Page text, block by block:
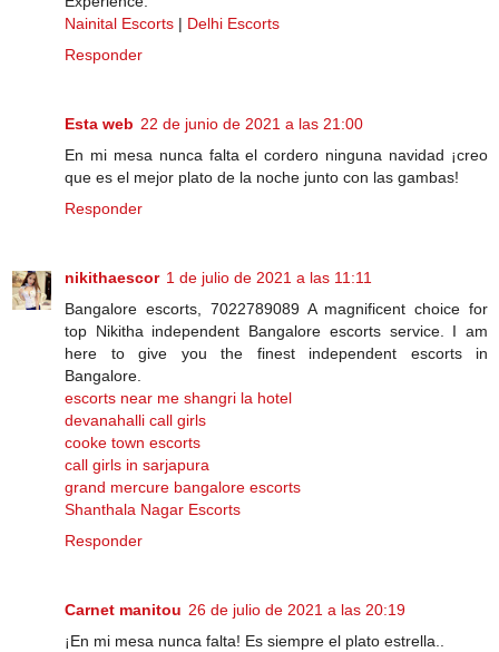
Nainital Escorts | Delhi Escorts
Responder
Esta web 22 de junio de 2021 a las 21:00
En mi mesa nunca falta el cordero ninguna navidad ¡creo
que es el mejor plato de la noche junto con las gambas!
Responder
nikithaescor 1 de julio de 2021 a las 11:11
Bangalore escorts, 7022789089 A magnificent choice for
top Nikitha independent Bangalore escorts service. I am
here to give you the finest independent escorts in
Bangalore.
escorts near me shangri la hotel
devanahalli call girls
cooke town escorts
call girls in sarjapura
grand mercure bangalore escorts
Shanthala Nagar Escorts
Responder
Carnet manitou 26 de julio de 2021 a las 20:19
¡En mi mesa nunca falta! Es siempre el plato estrella..